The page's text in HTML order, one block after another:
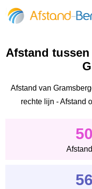
Afstand tussen
Afstand van
rechte lijn - Afstand